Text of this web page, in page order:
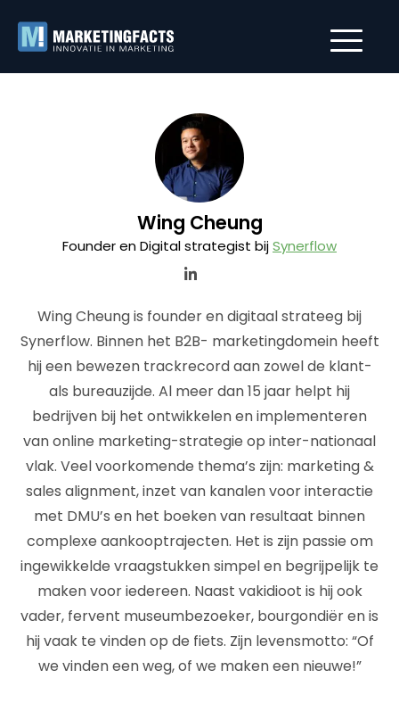
Wing Cheung
Founder en Digital strategist bijSynerflow
Wing Cheung is founder en digitaal strateeg bij
Synerflow. Binnen het B2B- marketingdomein heeft
hij een bewezen trackrecord aan zowel de klant-
als bureauzijde. Al meer dan 15 jaar helpt hij
bedrijven bij het ontwikkelen en implementeren
van online marketing-strategie op inter-nationaal
vlak. Veel voorkomende thema’s zijn: marketing &
sales alignment, inzet van kanalen voor interactie
met DMU’s en het boeken van resultaat binnen
complexe aankooptrajecten. Het is zijn passie om
ingewikkelde vraagstukken simpel en begrijpelijk te
maken voor iedereen. Naast vakidioot is hij ook
vader, fervent museumbezoeker, bourgondiër en is
hij vaak te vinden op de fiets. Zijn levensmotto: “Of
we vinden een weg, of we maken een nieuwe!”